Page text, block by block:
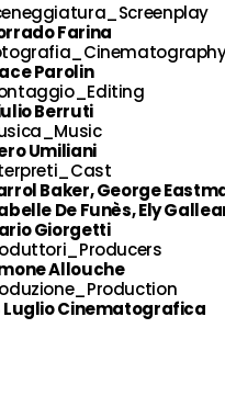
Farina
Parolin
Berruti
Umiliani
Baker, George
De Funès, Ely
Giorgetti
Allouche
Luglio Cinematografica